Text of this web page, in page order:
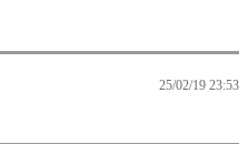
25/02/19 23:53